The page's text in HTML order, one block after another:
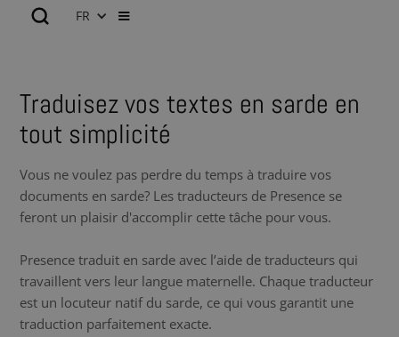
FR
Traduisez vos textes en sarde en
tout simplicité
Vous ne voulez pas perdre du temps à traduire vos
documents en sarde? Les traducteurs de Presence se
feront un plaisir d'accomplir cette tâche pour vous.
Presence traduit en sarde avec l’aide de traducteurs qui
travaillent vers leur langue maternelle. Chaque traducteur
est un locuteur natif du sarde, ce qui vous garantit une
traduction parfaitement exacte.